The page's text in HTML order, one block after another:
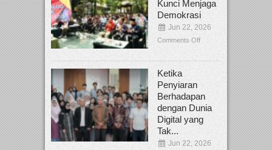
Kunci Menjaga
Demokrasi
Jun 22, 2026
Comments Off
Ketika
Penyiaran
Berhadapan
dengan Dunia
Digital yang
Tak...
Jun 22, 2026